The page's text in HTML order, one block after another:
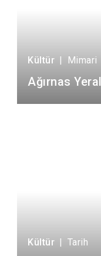
Kültür | Mimari
Ağırnas
Kültür | Tarih